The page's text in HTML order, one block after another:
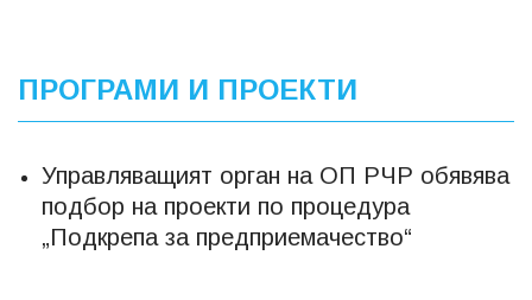
ПРОГРАМИ И ПРОЕКТИ
Управляващият орган на ОП РЧР обявява
подбор на проекти по процедура
„Подкрепа за предприемачество“